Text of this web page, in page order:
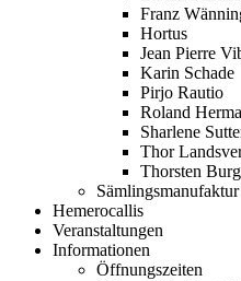
Franz
Hortus
Jean Pierre
Karin Schade
Pirjo Rautio
Roland
Sharlene
Thor
Thorsten
Sämlingsmanufaktur
Hemerocallis
Veranstaltungen
Informationen
Öffnungszeiten